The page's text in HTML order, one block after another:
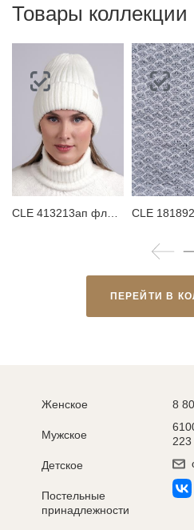
Товары коллекции
ПЕРЕЙТИ В
Женское
Мужское
Детское
Постельные
принадлежности
8
223